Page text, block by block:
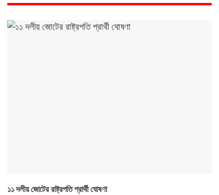
১১ দলীয় জোটের রাষ্ট্রপতি প্রার্থী ঘোষণা